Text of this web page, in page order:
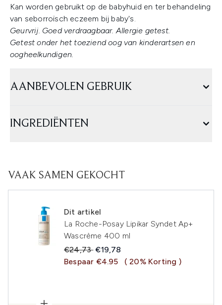
Kan worden gebruikt op de babyhuid en ter behandeling
van seborroïsch eczeem bij baby's.
Geurvrij. Goed verdraagbaar. Allergie getest.
Getest onder het toeziend oog van kinderartsen en
oogheelkundigen.
AANBEVOLEN GEBRUIK
INGREDIËNTEN
VAAK SAMEN GEKOCHT
Dit artikel
La Roche-Posay Lipikar Syndet Ap+
Wascrème 400 ml
Recommended Retail Price:
€24,73Huidige prijs:
€19,78
Bespaar €4.95
( 20% Korting )